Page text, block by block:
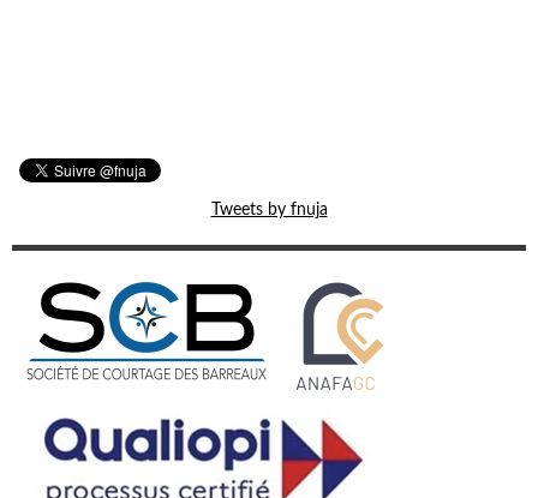
Tweets by fnuja